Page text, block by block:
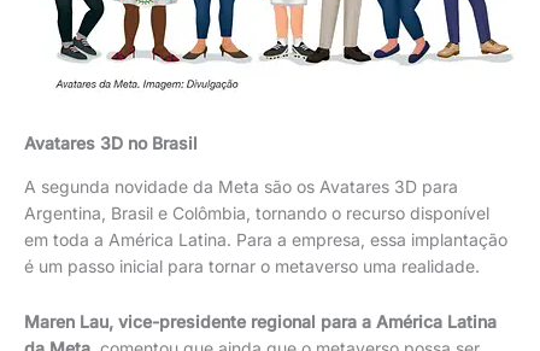
Avatares 3D no Brasil
A segunda novidade da Meta são os Avatares 3D para
Argentina, Brasil e Colômbia, tornando o recurso disponível
em toda a América Latina. Para a empresa, essa implantação
é um passo inicial para tornar o metaverso uma realidade.
Maren Lau, vice-presidente regional para a América Latina